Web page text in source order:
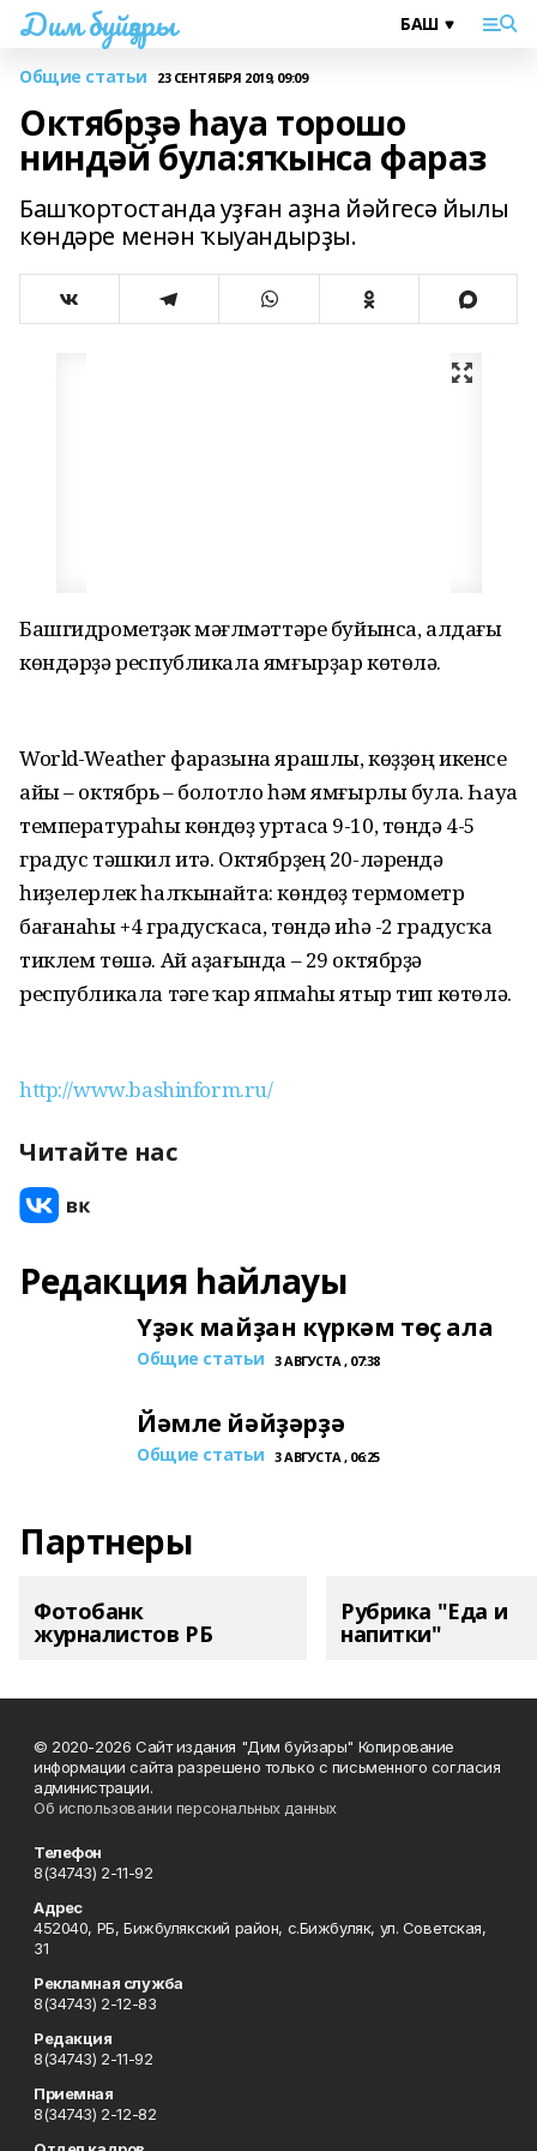
Дим буйҙары
Общие статьи 23 СЕНТЯБРЯ 2019, 09:09
Октябрҙә һауа торошо
ниндәй була:яҡынса фараз
Башҡортостанда уҙған аҙна йәйгесә йылы
көндәре менән ҡыуандырҙы.
Башгидрометүҙәк мәғлүмәттәре буйынса, алдағы
көндәрҙә республикала ямғырҙар көтөлә.
World-Weather фаразына ярашлы, көҙҙөң икенсе
айы – октябрь – болотло һәм ямғырлы була. Һауа
температураһы көндөҙ уртаса 9-10, төндә 4-5
градус тәшкил итә. Октябрҙең 20-ләрендә
һиҙелерлек һалҡынайта: көндөҙ термометр
бағанаһы +4 градусҡаса, төндә иһә -2 градусҡа
тиклем төшә. Ай аҙағында – 29 октябрҙә
республикала тәүге ҡар япмаһы ятыр тип көтөлә.
http://www.bashinform.ru/
Читайте нас
Редакция һайлауы
Үҙәк майҙан күркәм төҫ ала
Общие статьи 3 АВГУСТА , 07:38
Йәмле йәйҙәрҙә
Общие статьи 3 АВГУСТА , 06:25
Партнеры
Фотобанк
журналистов РБ
Рубрика "Еда и
напитки"
© 2020-2026 Сайт издания "Дим буйзары" Копирование
информации сайта разрешено только с письменного согласия
администрации.
Об использовании персональных данных
Телефон
8(34743) 2-11-92
Адрес
452040, РБ, Бижбулякский район, с.Бижбуляк, ул. Советская,
31
Рекламная служба
8(34743) 2-12-83
Редакция
8(34743) 2-11-92
Приемная
8(34743) 2-12-82